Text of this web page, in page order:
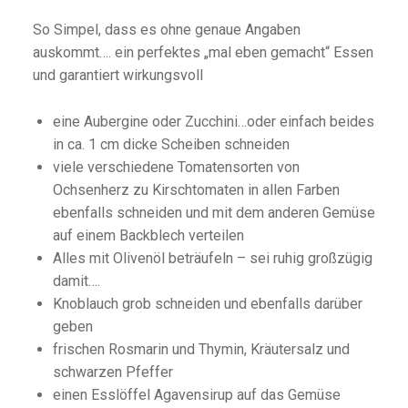
So Simpel, dass es ohne genaue Angaben
auskommt…. ein perfektes „mal eben gemacht“ Essen
und garantiert wirkungsvoll
eine Aubergine oder Zucchini…oder einfach beides
in ca. 1 cm dicke Scheiben schneiden
viele verschiedene Tomatensorten von
Ochsenherz zu Kirschtomaten in allen Farben
ebenfalls schneiden und mit dem anderen Gemüse
auf einem Backblech verteilen
Alles mit Olivenöl beträufeln – sei ruhig großzügig
damit….
Knoblauch grob schneiden und ebenfalls darüber
geben
frischen Rosmarin und Thymin, Kräutersalz und
schwarzen Pfeffer
einen Esslöffel Agavensirup auf das Gemüse